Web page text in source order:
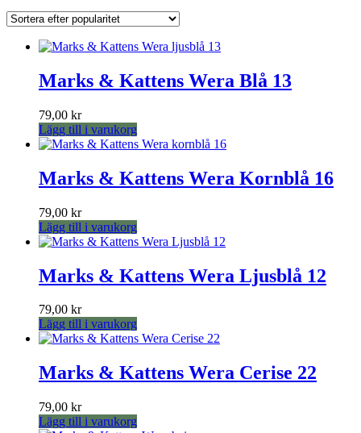
popularitet
Marks & Kattens Wera Blå 13
79,00 kr
Lägg till i varukorg
Marks & Kattens Wera Kornblå 16
79,00 kr
Lägg till i varukorg
Marks & Kattens Wera Ljusblå 12
79,00 kr
Lägg till i varukorg
Marks & Kattens Wera Cerise 22
79,00 kr
Lägg till i varukorg